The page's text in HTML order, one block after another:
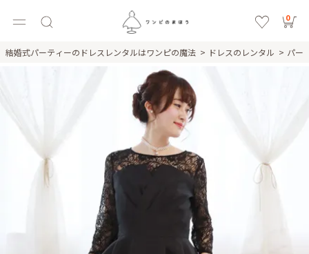
0
結婚式パーティーのドレスレンタルはワンピの魔法 ドレスのレンタル パー